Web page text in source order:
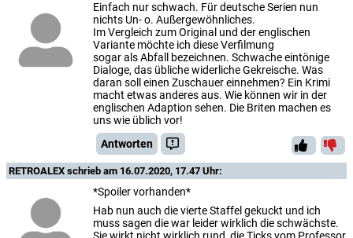
Einfach nur schwach. Für deutsche Serien nun
nichts Un- o. Außergewöhnliches.
Im Vergleich zum Original und der englischen
Variante möchte ich diese Verfilmung
sogar als Abfall bezeichnen. Schwache eintönige
Dialoge, das übliche widerliche Gekreische. Was
daran soll einen Zuschauer einnehmen? Ein Krimi
macht etwas anderes aus. Wie können wir in der
englischen Adaption sehen. Die Briten machen es
uns wie üblich vor!
Antworten
RETROALEX schrieb am 16.07.2020, 17.47 Uhr:
*Spoiler vorhanden*
Hab nun auch die vierte Staffel gekuckt und ich
muss sagen die war leider wirklich die schwächste.